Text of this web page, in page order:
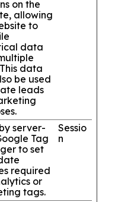
on the
allowing
to
data
data
be used
leads
server-
Tag
to set
required
or
tags.
Sessio
n